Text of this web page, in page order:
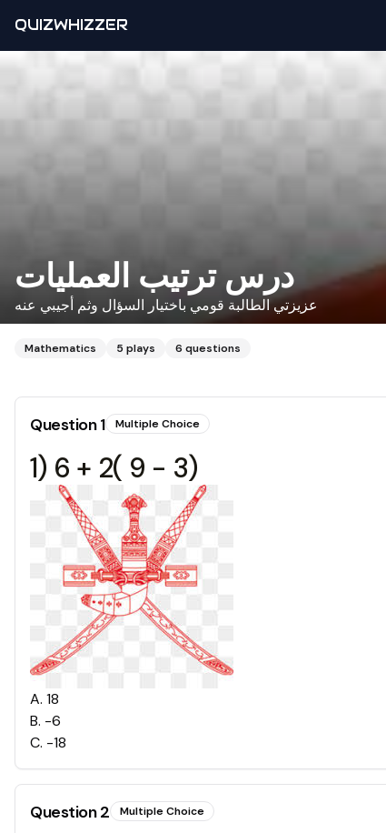
QUIZWHIZZER
درس ترتيب العمليات
عزيزتي الطالبة قومي باختيار السؤال وثم أجيبي عنه
Mathematics 5 plays 6 questions
Question1 Multiple Choice
1) 6 + 2( 9 - 3)
A. 18
B. -6
C. -18
Question2 Multiple Choice